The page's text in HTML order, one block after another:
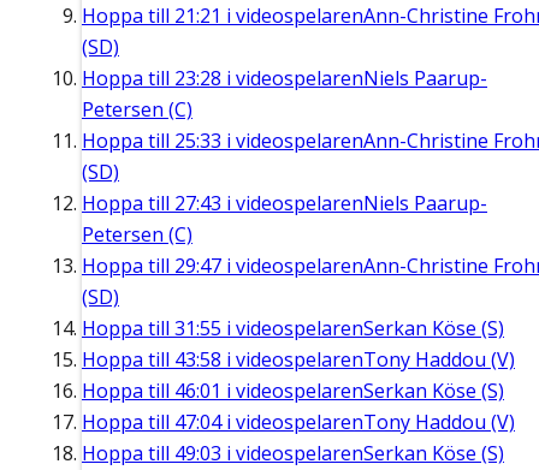
Hoppa till 21:21 i videospelarenAnn-Christine
(SD)
Hoppa till 23:28 i videospelarenNiels Paarup-
Petersen (C)
Hoppa till 25:33 i videospelarenAnn-Christine
(SD)
Hoppa till 27:43 i videospelarenNiels Paarup-
Petersen (C)
Hoppa till 29:47 i videospelarenAnn-Christine
(SD)
Hoppa till 31:55 i videospelarenSerkan Köse (S)
Hoppa till 43:58 i videospelarenTony Haddou (V)
Hoppa till 46:01 i videospelarenSerkan Köse (S)
Hoppa till 47:04i videospelarenTony Haddou (V)
Hoppa till 49:03 i videospelarenSerkan Köse (S)